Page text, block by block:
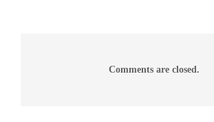
Comments are closed.